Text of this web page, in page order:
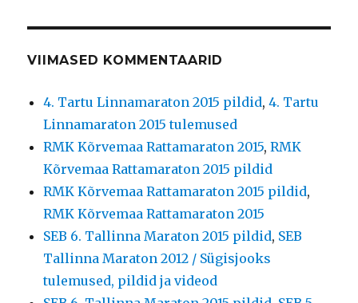
VIIMASED KOMMENTAARID
4. Tartu Linnamaraton 2015 pildid,4. Tartu
Linnamaraton 2015 tulemused
RMK Kõrvemaa Rattamaraton 2015,RMK
Kõrvemaa Rattamaraton 2015 pildid
RMK Kõrvemaa Rattamaraton 2015 pildid,
RMK Kõrvemaa Rattamaraton 2015
SEB 6. Tallinna Maraton 2015 pildid, SEB
Tallinna Maraton 2012 / Sügisjooks
tulemused, pildid ja videod